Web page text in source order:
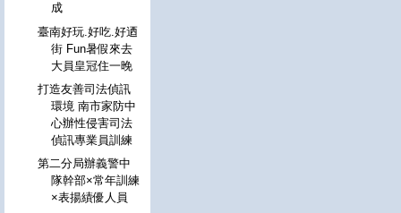
成
臺南好玩.好吃.好迺
街 Fun暑假來去
大員皇冠住一晚
打造友善司法偵訊
環境 南市家防中
心辦性侵害司法
偵訊專業員訓練
第二分局辦義警中
隊幹部×常年訓練
×表揚績優人員